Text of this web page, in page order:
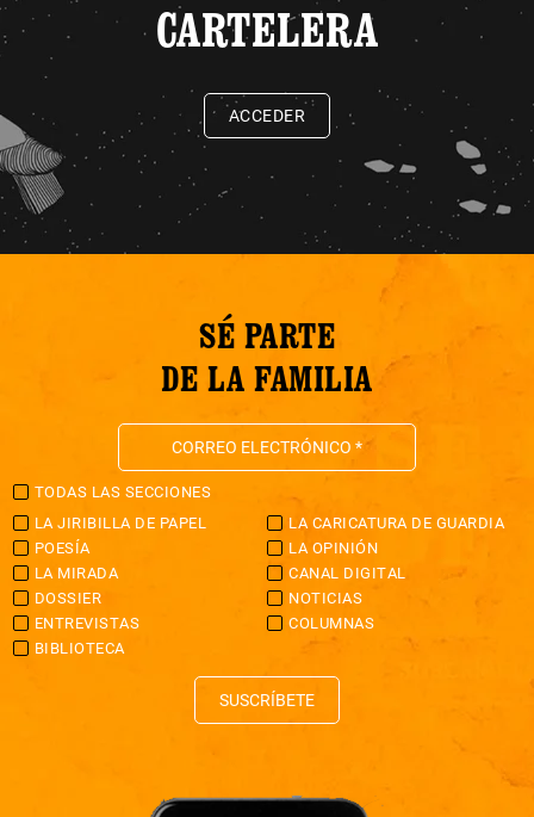
CARTELERA
ACCEDER
SÉ PARTE
DE LA FAMILIA
TODAS LAS SECCIONES
LA JIRIBILLA DE PAPEL
LA CARICATURA DE GUARDIA
POESÍA
LA OPINIÓN
LA MIRADA
CANAL DIGITAL
DOSSIER
NOTICIAS
ENTREVISTAS
COLUMNAS
BIBLIOTECA
SUSCRÍBETE